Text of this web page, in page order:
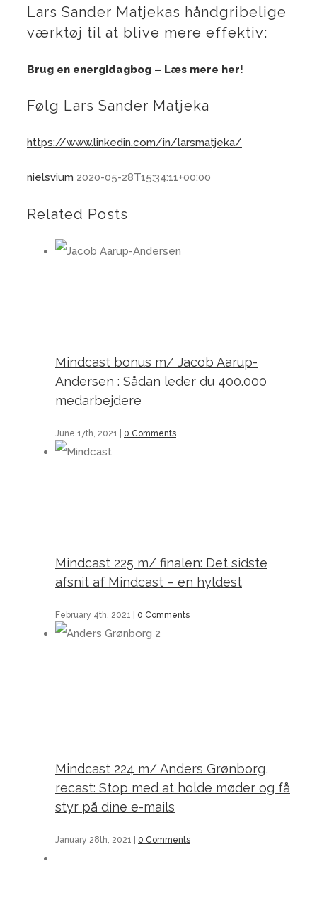
Lars Sander Matjekas håndgribelige
værktøj til at blive mere effektiv:
Brug en energidagbog – Læs mere her!
Følg Lars Sander Matjeka
https://www.linkedin.com/in/larsmatjeka/
nielsvium 2020-05-28T15:34:11+00:00
Related Posts
Mindcast bonus m/ Jacob Aarup-
Andersen : Sådan leder du 400.000
medarbejdere
June 17th, 2021 0 Comments
Mindcast 225 m/ finalen: Det sidste
afsnit af Mindcast – en hyldest
February 4th, 2021 0 Comments
Mindcast 224 m/ Anders Grønborg,
recast: Stop med at holde møder og få
styr på dine e-mails
January 28th, 2021 0 Comments